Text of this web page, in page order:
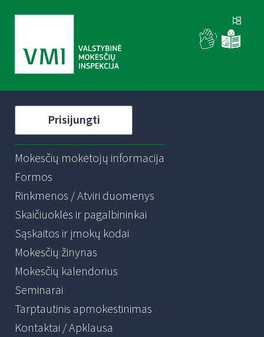
Prisijungti
Mokesčių mokėtojų informacija
Formos
Rinkmenos / Atviri duomenys
Skaičiuoklės ir pagalbininkai
Sąskaitos ir įmokų kodai
Mokesčių žinynas
Mokesčių kalendorius
Seminarai
Tarptautinis apmokestinimas
Kontaktai / Apklausa